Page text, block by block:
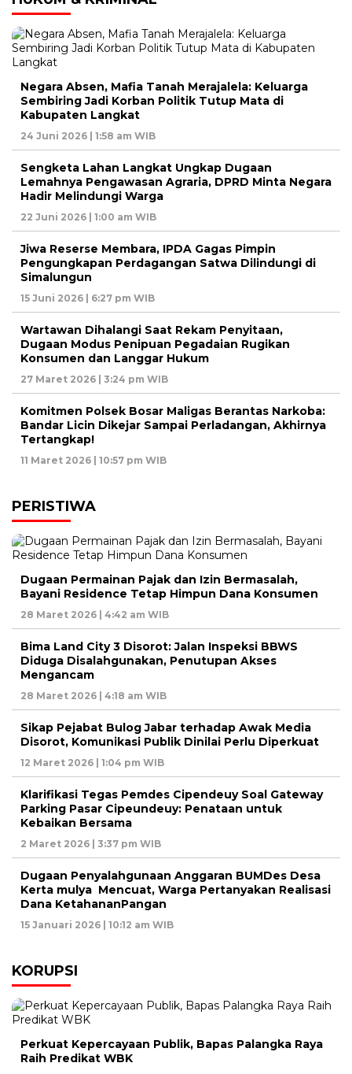
Negara Absen, Mafia Tanah Merajalela: Keluarga
Sembiring Jadi Korban Politik Tutup Mata di
Kabupaten Langkat
24 Juni 2026 | 1:58 am WIB
Sengketa Lahan Langkat Ungkap Dugaan
Lemahnya Pengawasan Agraria, DPRD Minta Negara
Hadir Melindungi Warga
22 Juni 2026 | 1:00 am WIB
Jiwa Reserse Membara, IPDA Gagas Pimpin
Pengungkapan Perdagangan Satwa Dilindungi di
Simalungun
15 Juni 2026 | 6:27 pm WIB
Wartawan Dihalangi Saat Rekam Penyitaan,
Dugaan Modus Penipuan Pegadaian Rugikan
Konsumen dan Langgar Hukum
27 Maret 2026 | 3:24 pm WIB
Komitmen Polsek Bosar Maligas Berantas Narkoba:
Bandar Licin Dikejar Sampai Perladangan, Akhirnya
Tertangkap!
11 Maret 2026 | 10:57 pm WIB
PERISTIWA
Dugaan Permainan Pajak dan Izin Bermasalah,
Bayani Residence Tetap Himpun Dana Konsumen
28 Maret 2026 | 4:42 am WIB
Bima Land City 3 Disorot: Jalan Inspeksi BBWS
Diduga Disalahgunakan, Penutupan Akses
Mengancam
28 Maret 2026 | 4:18 am WIB
Sikap Pejabat Bulog Jabar terhadap Awak Media
Disorot, Komunikasi Publik Dinilai Perlu Diperkuat
12 Maret 2026 | 1:04 pm WIB
Klarifikasi Tegas Pemdes Cipendeuy Soal Gateway
Parking Pasar Cipeundeuy: Penataan untuk
Kebaikan Bersama
2 Maret 2026 | 3:37 pm WIB
Dugaan Penyalahgunaan Anggaran BUMDes Desa
Kerta mulya Mencuat, Warga Pertanyakan Realisasi
Dana KetahananPangan
15 Januari 2026 | 10:12 am WIB
KORUPSI
Perkuat Kepercayaan Publik, Bapas Palangka Raya
Raih Predikat WBK